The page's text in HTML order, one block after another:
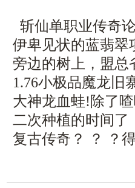
斩仙单职业传奇
伊卑见状的蓝翡翠
旁边的树上，盟总
1.76小极品魔龙旧
大神龙血蛙!除了
二次种植的时间了
复古传奇？ ？ ？